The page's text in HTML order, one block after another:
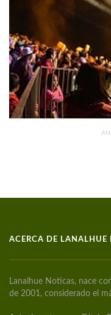
ACERCA DE LANALHUE
Lanalhue Noticas, nace
de 2001, considerado el